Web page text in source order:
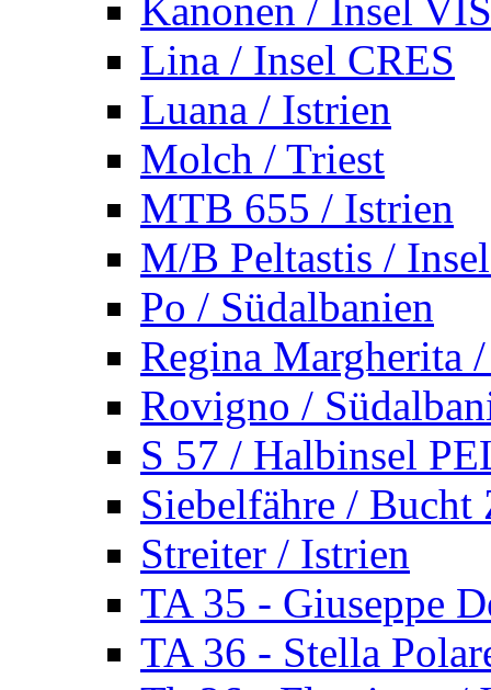
Kanonen / Insel VIS
Lina / Insel CRES
Luana / Istrien
Molch / Triest
MTB 655 / Istrien
M/B Peltastis /
Po / Südalbanien
Regina Margherita
Rovigno /
S 57 / Halbinsel
Siebelfähre / Bucht
Streiter / Istrien
TA 35 - Giuseppe
TA 36 - Stella